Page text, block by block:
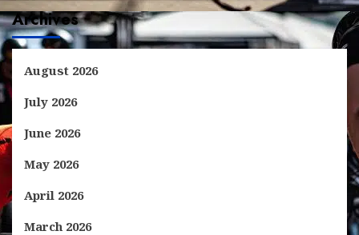
Archives
August 2026
July 2026
June 2026
May 2026
April 2026
March 2026